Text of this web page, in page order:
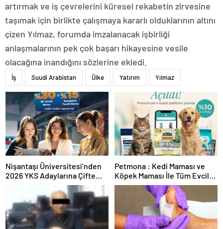
artırmak ve iş çevrelerini küresel rekabetin zirvesine
taşımak için birlikte çalışmaya kararlı olduklarının altını
çizen Yılmaz, forumda imzalanacak işbirliği
anlaşmalarının pek çok başarı hikayesine vesile
olacağına inandığını sözlerine ekledi.
İş Suudi Arabistan Ülke Yatırım Yılmaz
Nişantaşı Üniversitesi’nden
2026 YKS Adaylarına Çifte
Güvence: Sabit Ücret ve
Kesintisiz Burs
Petmona : Kedi Maması ve
Köpek Maması İle Tüm Evcil
Hayvan Ürünleri